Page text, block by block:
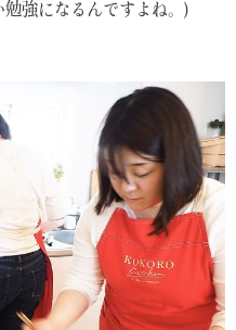
強になるんですよね。)